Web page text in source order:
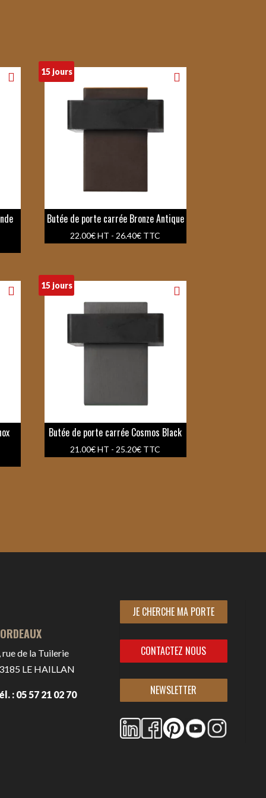
15 jours
Butée de porte carrée Bronze Antique
22.00€ HT - 26.40€ TTC
15 jours
Butée de porte carrée Cosmos Black
21.00€ HT - 25.20€ TTC
rue de la Tuilerie
LE HAILLAN
: 05 57 21 02 70
JE CHERCHE MA PORTE
CONTACTEZ NOUS
NEWSLETTER